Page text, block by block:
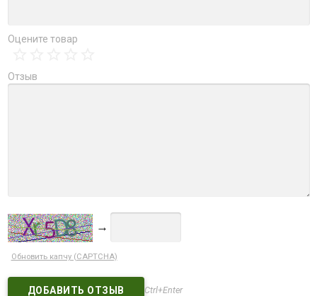
Оцените товар
Отзыв
→
Обновить капчу (CAPTCHA)
Ctrl+Enter